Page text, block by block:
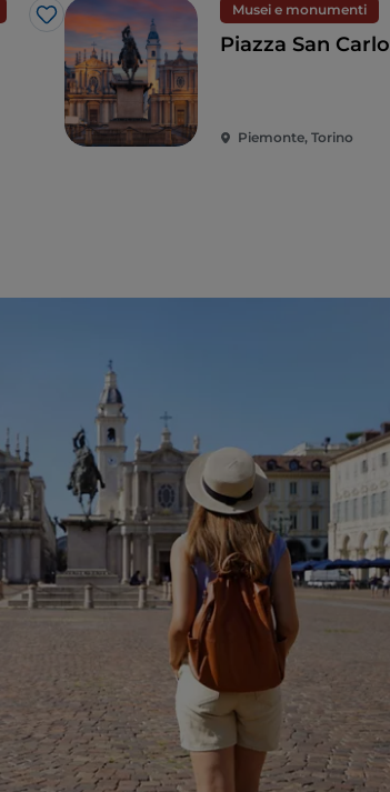
Like
Musei e monumenti
Piazza San Carlo
Piemonte, Torino